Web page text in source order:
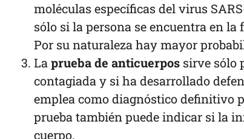
moléculas específicas del virus
sólo si la persona se encuentra en
Por su naturaleza hay mayor
La prueba de anticuerpos sirve sólo
contagiada y si ha desarrollado
emplea como diagnóstico definitivo
prueba también puede indicar si la
cuerpo.